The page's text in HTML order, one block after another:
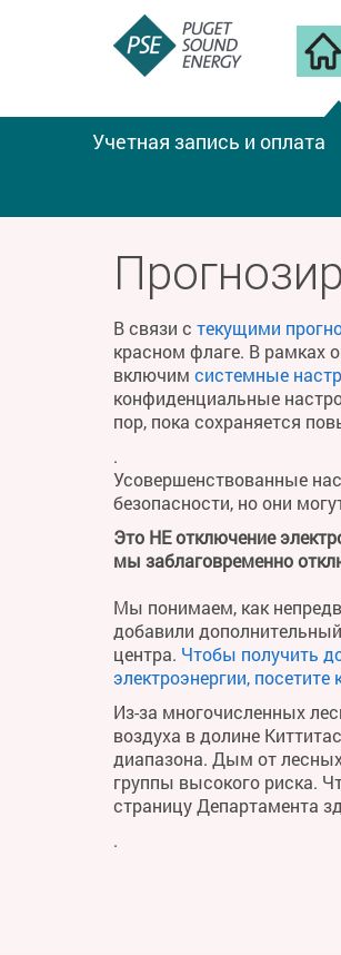
Учетная запись и оплата
В связи с текущими
красном флаге. В рамках
включим системные
конфиденциальные
пор, пока сохраняется
.
Усовершенствованные
безопасности, но они
Это НЕ отключение
мы заблаговременно
Мы понимаем, как
добавили
центра. Чтобы получить
электроэнергии, посетите
Из-за многочисленных
воздуха в долине
диапазона. Дым от
группы высокого риска.
страницу Департамента
.